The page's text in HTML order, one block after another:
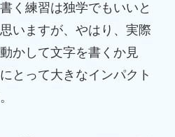
く練習は独学でもいいと
いますが、やはり、実際
かして文字を書くか見
とって大きなインパクト